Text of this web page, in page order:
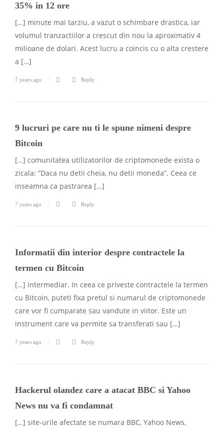
35% in 12 ore
[…] minute mai tarziu, a vazut o schimbare drastica, iar
volumul tranzactiilor a crescut din nou la aproximativ 4
milioane de dolari. Acest lucru a coincis cu o alta crestere
a […]
7 years ago Reply
9 lucruri pe care nu ti le spune nimeni despre
Bitcoin
[…] comunitatea utilizatorilor de criptomonede exista o
zicala: “Daca nu detii cheia, nu detii moneda”. Ceea ce
inseamna ca pastrarea […]
7 years ago Reply
Informatii din interior despre contractele la
termen cu Bitcoin
[…] intermediar. In ceea ce priveste contractele la termen
cu Bitcoin, puteti fixa pretul si numarul de criptomonede
care vor fi cumparate sau vandute in viitor. Este un
instrument care va permite sa transferati sau […]
7 years ago Reply
Hackerul olandez care a atacat BBC si Yahoo
News nu va fi condamnat
[…] site-urile afectate se numara BBC, Yahoo News,